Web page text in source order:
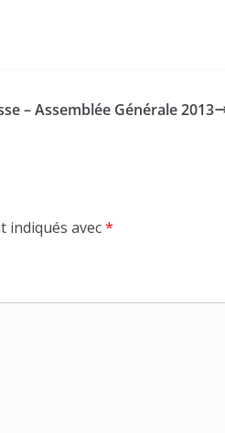
– Assemblée Générale 2013
indiqués avec*